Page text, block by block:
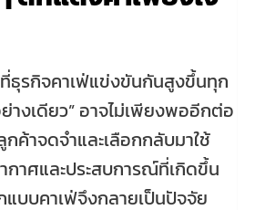
ธุรกิจคาเฟ่แข่งขันกันสูงขึ้นทุก
างเดียว” อาจไม่เพียงพออีกต่อ
กค้าจดจำและเลือกกลับมาใช้
กาศและประสบการณ์ที่เกิดขึ้น
แบบคาเฟ่จึงกลายเป็นปัจจัย